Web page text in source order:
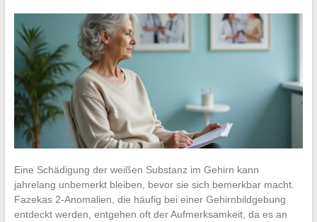
Eine Schädigung der weißen Substanz im Gehirn kann
jahrelang unbemerkt bleiben, bevor sie sich bemerkbar macht.
Fazekas 2-Anomalien, die häufig bei einer Gehirnbildgebung
entdeckt werden, entgehen oft der Aufmerksamkeit, da es an